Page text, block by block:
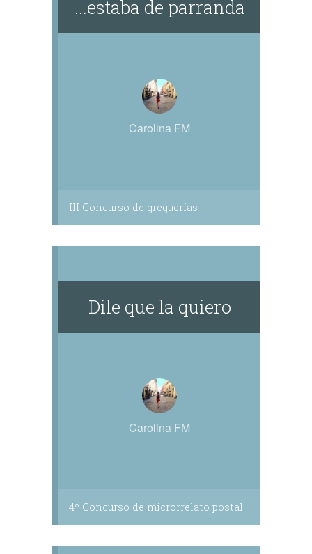
...estaba de parranda
Carolina FM
III Concurso de greguerías
Dile que la quiero
Carolina FM
4º Concurso de microrrelato postal